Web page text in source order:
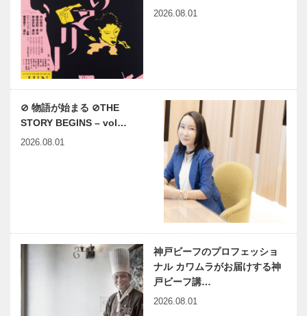
2026.08.01
⊘ 物語が始まる ⊘THE
STORY BEGINS – vol…
2026.08.01
神戸ビーフのプロフェッショ
ナル カワムラがお届けする神
戸ビーフ講…
2026.08.01